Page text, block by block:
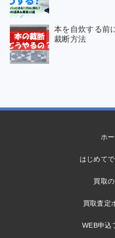
本を自炊する前
裁断方法
ホ
はじめてで
買取
買取査定
WEB申込